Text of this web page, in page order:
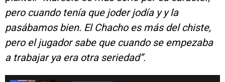
pero cuando tenía que joder jodía y y la
pasábamos bien. El Chacho es más del chiste,
pero el jugador sabe que cuando se empezaba
a trabajar ya era otra seriedad”.